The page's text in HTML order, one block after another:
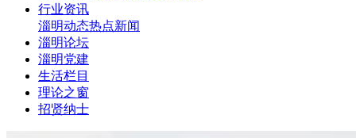
行业资讯
淄明动态热点新闻
淄明论坛
淄明党建
生活栏目
理论之窗
招贤纳士